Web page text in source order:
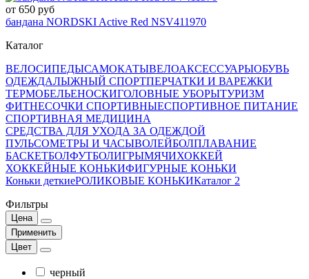
от 650 руб
бандана NORDSKI Active Red NSV411970
Каталог
ВЕЛОСИПЕДЫСАМОКАТЫВЕЛОАКСЕССУАРЫОБУВЬ
ОДЕЖДАЛЫЖНЫЙ СПОРТПЕРЧАТКИ И ВАРЕЖКИ
ТЕРМОБЕЛЬЕНОСКИГОЛОВНЫЕ УБОРЫТУРИЗМ
ФИТНЕСОЧКИ СПОРТИВНЫЕСПОРТИВНОЕ ПИТАНИЕ
СПОРТИВНАЯ МЕДИЦИНА
СРЕДСТВА ДЛЯ УХОДА ЗА ОДЕЖДОЙ
ПУЛЬСОМЕТРЫ И ЧАСЫВОЛЕЙБОЛПЛАВАНИЕ
БАСКЕТБОЛФУТБОЛИГРЫМЯЧИХОККЕЙ
ХОККЕЙНЫЕ КОНЬКИФИГУРНЫЕ КОНЬКИ
Коньки деткиеРОЛИКОВЫЕ КОНЬКИКаталог 2
Фильтры
Цена
Применить
Цвет
черный